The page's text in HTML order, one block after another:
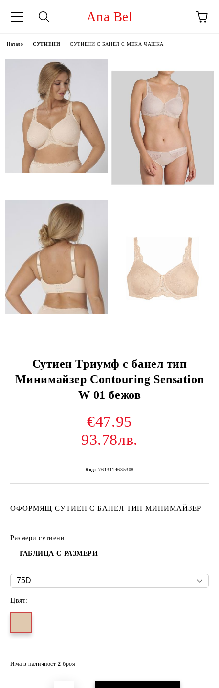
Ana Bel
Начало СУТИЕНИ СУТИЕНИ С БАНЕЛ С МЕКА ЧАШКА
Сутиен Триумф с банел тип
Минимайзер Contouring Sensation
W 01 бежов
€47.95
93.78лв.
Код: 7613114635308
ОФОРМЯЩ СУТИЕН С БАНЕЛ ТИП МИНИМАЙЗЕР
Размери сутиени:
ТАБЛИЦА С РАЗМЕРИ
Цвят:
Има в наличност 2 броя